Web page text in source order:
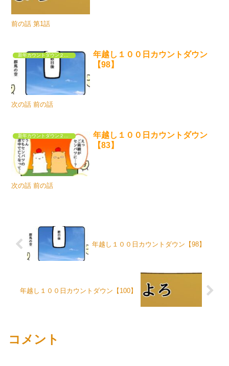
前の話 第1話
年越し１００日カウントダウン
【98】
次の話 前の話
新年カウントダウン２０２５
年越し１００日カウントダウン
【83】
次の話 前の話
年越し１００日カウントダウン【98】
年越し１００日カウントダウン【100】
コメント